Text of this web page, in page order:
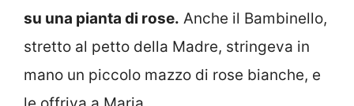
su una pianta di rose. Anche il Bambinello,
stretto al petto della Madre, stringeva in
mano un piccolo mazzo di rose bianche, e